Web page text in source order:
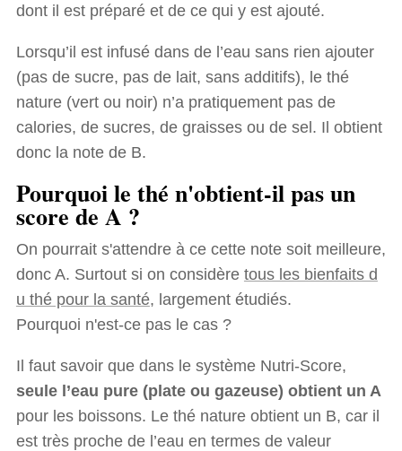
dont il est préparé et de ce qui y est ajouté.
Lorsqu’il est infusé dans de l’eau sans rien ajouter
(pas de sucre, pas de lait, sans additifs), le thé
nature (vert ou noir) n’a pratiquement pas de
calories, de sucres, de graisses ou de sel. Il obtient
donc la note de B.
Pourquoi le thé n'obtient-il pas un
score de A ?
On pourrait s'attendre à ce cette note soit meilleure,
donc A. Surtout si on considère tous les bienfaits d
u thé pour la santé, largement étudiés.
Pourquoi n'est-ce pas le cas ?
Il faut savoir que dans le système Nutri-Score,
seule l’eau pure (plate ou gazeuse) obtient un A
pour les boissons. Le thé nature obtient un B, car il
est très proche de l’eau en termes de valeur